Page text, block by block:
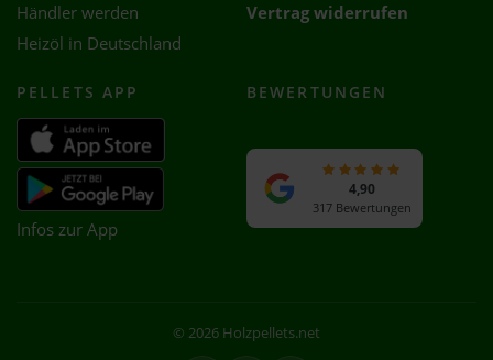
Händler werden
Heizöl in Deutschland
Vertrag widerrufen
PELLETS APP
Infos zur App
BEWERTUNGEN
4,90
317 Bewertungen
© 2026 Holzpellets.net